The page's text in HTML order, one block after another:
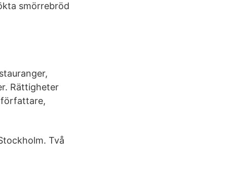
smörrebröd
Rättigheter
författare,
Två